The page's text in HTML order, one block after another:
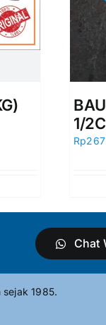
1/
Rp267
Chat
1985.